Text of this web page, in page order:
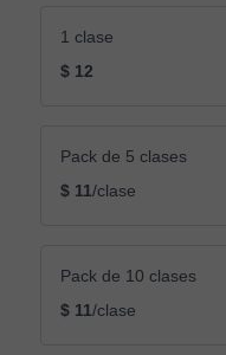
1 clase
$ 12
Pack de 5 clases
$ 11/clase
Pack de 10 clases
$ 11/clase